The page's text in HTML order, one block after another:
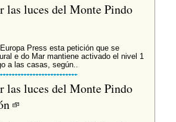
las luces del Monte Pindo
Press esta petición que se
e do Mar mantiene activado el nivel 1
a las casas, según..
las luces del Monte Pindo